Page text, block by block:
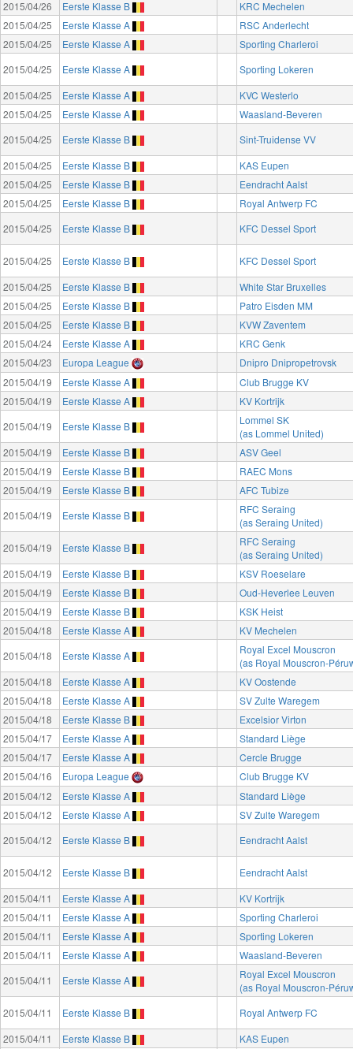
2015/04/26 Eerste Klasse B
KRC Mechelen
2015/04/25
Eerste Klasse A
RSC Anderlecht
2015/04/25
Eerste Klasse A
Sporting Charleroi
2015/04/25
Eerste Klasse A
Sporting Lokeren
2015/04/25
Eerste Klasse A
KVC Westerlo
2015/04/25
Eerste Klasse A
Waasland-Beveren
2015/04/25
Eerste Klasse B
Sint-Truidense VV
2015/04/25
Eerste Klasse B
KAS Eupen
2015/04/25
Eerste Klasse B
Eendracht Aalst
2015/04/25
Eerste Klasse B
Royal Antwerp FC
2015/04/25
Eerste Klasse B KFC Dessel Sport
2015/04/25 Eerste Klasse B
KFC Dessel Sport
2015/04/25
Eerste Klasse B
White Star Bruxelles
2015/04/25
Eerste Klasse B
Patro Eisden MM
2015/04/25
Eerste Klasse B
KVW Zaventem
2015/04/24
Eerste Klasse A
KRC Genk
2015/04/23
Europa League
Dnipro Dnipropetrovsk
2015/04/19
Eerste Klasse A
Club Brugge KV
2015/04/19
Eerste Klasse A
KV Kortrijk
2015/04/19
Eerste Klasse B
Lommel SK
(as Lommel United)
2015/04/19
Eerste Klasse B
ASV Geel
2015/04/19
Eerste Klasse B
RAEC Mons
2015/04/19
Eerste Klasse B
AFC Tubize
2015/04/19
Eerste Klasse B
RFC Seraing
(as Seraing United)
2015/04/19
Eerste Klasse B
RFC Seraing
(as Seraing United)
2015/04/19
Eerste Klasse B
KSV Roeselare
2015/04/19
Eerste Klasse B
Oud-Heverlee Leuven
2015/04/19
Eerste Klasse B
KSK Heist
2015/04/18
Eerste Klasse A
KV Mechelen
2015/04/18
Eerste Klasse A
Royal Excel Mouscron
(as Royal Mouscron-
2015/04/18
Eerste Klasse A
KV Oostende
2015/04/18
Eerste Klasse A
SV Zulte Waregem
2015/04/18
Eerste Klasse B
Excelsior Virton
2015/04/17
Eerste Klasse A
Standard Liège
2015/04/17
Eerste Klasse A
Cercle Brugge
2015/04/16
Europa League
Club Brugge KV
2015/04/12
Eerste Klasse A
Standard Liège
2015/04/12
Eerste Klasse A
SV Zulte Waregem
2015/04/12
Eerste Klasse B Eendracht Aalst
2015/04/12 Eerste Klasse B
Eendracht Aalst
2015/04/11
Eerste Klasse A
KV Kortrijk
2015/04/11
Eerste Klasse A
Sporting Charleroi
2015/04/11
Eerste Klasse A
Sporting Lokeren
2015/04/11
Eerste Klasse A
Waasland-Beveren
2015/04/11
Eerste Klasse A
Royal Excel Mouscron
(as Royal Mouscron-
2015/04/11
Eerste Klasse B
Royal Antwerp FC
2015/04/11
Eerste Klasse B
KAS Eupen